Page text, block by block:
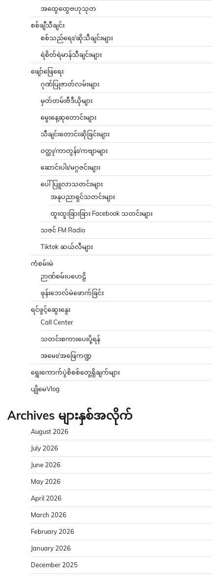
အထွေထွေဗဟုသုတ
စစ်ချီသီချင်း
စစ်သည်ရေး/ဆိုသီချင်းများ
ရဲစိတ်ရဲမာန်သီချင်းများ
ဖျော်ဖြေရေး
ဂုဏ်ပြုဇာတ်လမ်းများ
မှတ်တမ်းဗီဒီယိုများ
မွေးနေ့ဆုတောင်းများ
သီချင်းတောင်းဆိုခြင်းများ
ဝတ္ထု/ကာတွန်း/ကဗျာများ
ဆောင်းပါး/မဂ္ဂဇင်းများ
ပေါ်ပြူလာသတင်းများ
အနုပညာရှင်သတင်းများ
ထူးထူးခြားခြား Facebook သတင်းများ
သဇင် FM Radio
Tiktok ဆယ်လီများ
ကံစမ်းမဲ
ဉာဏ်စမ်းပဟေဠိ
ဖုန်းဘေလ်မဲဖောက်ခြင်း
ရင်ဖွင့်ဆွေးနွေး
Call Center
သတင်းစကားပေးပို့ရန်
အမေး/အဖြေကဏ္ဍ
ရွေးကောက်ပွဲစိစစ်တွေ့ရှိချက်များ
ပျိုမေVlog
Archives များနှစ်အလိုက်
August 2026
July 2026
June 2026
May 2026
April 2026
March 2026
February 2026
January 2026
December 2025